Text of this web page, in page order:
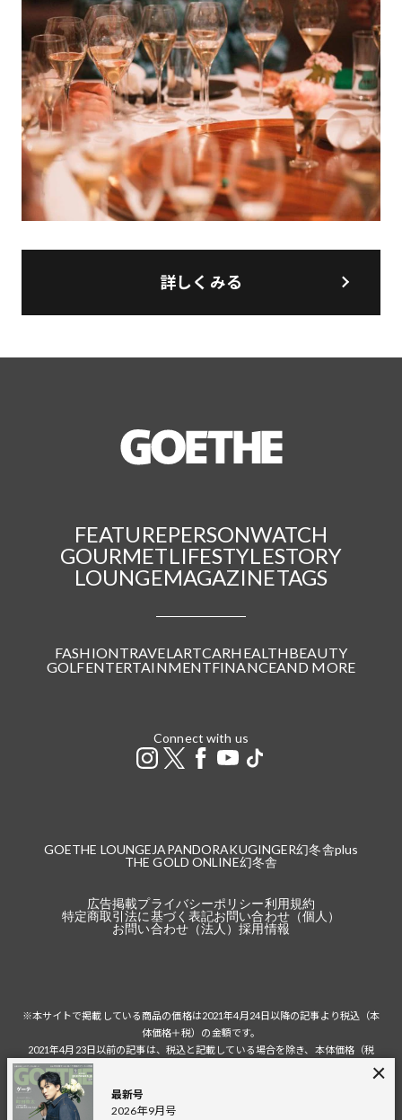
詳しくみる
最新号
2026年9月号
FEATUREPERSONWATCH
GOURMETLIFESTYLESTORY
LOUNGEMAGAZINETAGS
FASHIONTRAVELARTCARHEALTHBEAUTY
GOLFENTERTAINMENTFINANCEAND MORE
Connect with us
GOETHE LOUNGEJAPANDORAKUGINGER幻冬舎plus
THE GOLD ONLINE幻冬舎
広告掲載プライバシーポリシー利用規約
特定商取引法に基づく表記お問い合わせ（個人）
お問い合わせ（法人）採用情報
※本サイトで掲載している商品の価格は2021年4月24日以降の記事より税込（本
体価格＋税）の金額です。
2021年4月23日以前の記事は、税込と記載している場合を除き、本体価格（税
税込の場合の税額は掲載当時の税率に準じます。